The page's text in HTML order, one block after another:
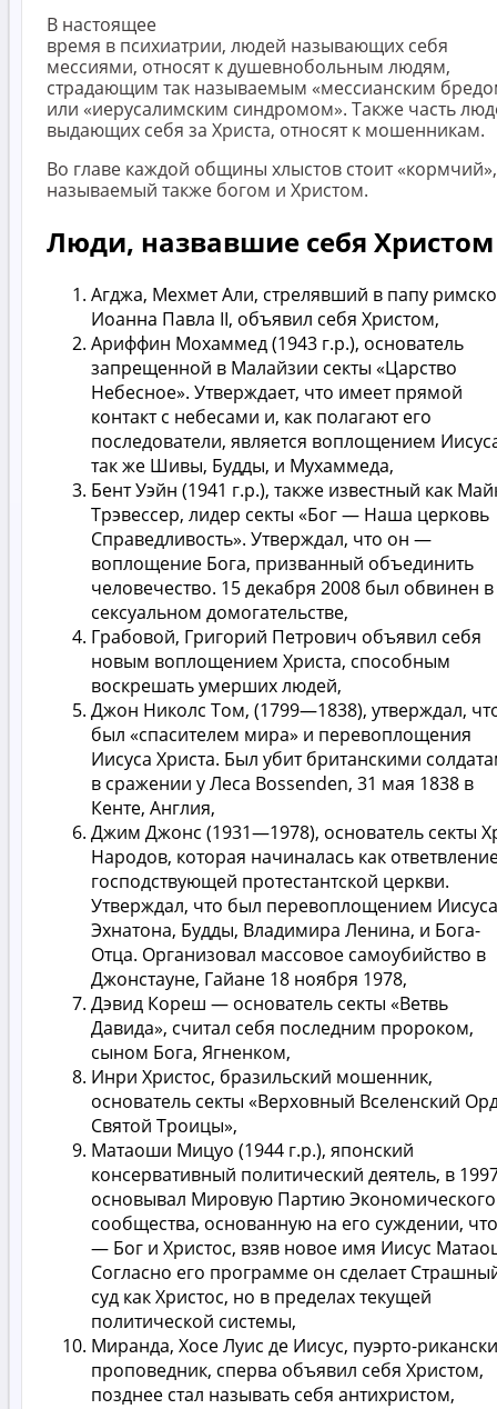
В настоящее
время в психиатрии, людей называющих себя
мессиями, относят к душевнобольным людям,
страдающим так называемым «мессианским
или «иерусалимским синдромом». Также часть
выдающих себя за Христа, относят к мошенникам.
Во главе каждой общины хлыстов стоит «кормчий»,
называемый также богом и Христом.
Люди, назвавшие себя Христом
Агджа, Мехмет Али, стрелявший в папу
Иоанна Павла II, объявил себя Христом,
Ариффин Мохаммед (1943 г.р.), основатель
запрещенной в Малайзии секты «Царство
Небесное». Утверждает, что имеет прямой
контакт с небесами и, как полагают его
последователи, является воплощением
так же Шивы, Будды, и Мухаммеда,
Бент Уэйн (1941 г.р.), также известный как
Трэвессер, лидер секты «Бог — Наша церковь
Справедливость». Утверждал, что он —
воплощение Бога, призванный объединить
человечество. 15 декабря 2008 был обвинен в
сексуальном домогательстве,
Грабовой, Григорий Петрович объявил себя
новым воплощением Христа, способным
воскрешать умерших людей,
Джон Николс Том, (1799—1838), утверждал,
был «спасителем мира» и перевоплощения
Иисуса Христа. Был убит британскими
в сражении у Леса Bossenden, 31 мая 1838 в
Кенте, Англия,
Джим Джонс (1931—1978), основатель секты
Народов, которая начиналась как
господствующей протестантской церкви.
Утверждал, что был перевоплощением
Эхнатона, Будды, Владимира Ленина, и Бога-
Отца. Организовал массовое самоубийство в
Джонстауне, Гайане 18 ноября 1978,
Дэвид Кореш — основатель секты «Ветвь
Давида», считал себя последним пророком,
сыном Бога, Ягненком,
Инри Христос, бразильский мошенник,
основатель секты «Верховный Вселенский
Святой Троицы»,
Матаоши Мицуо (1944 г.р.), японский
консервативный политический деятель, в
основывал Мировую Партию Экономического
сообщества, основанную на его суждении,
— Бог и Христос, взяв новое имя Иисус
Согласно его программе он сделает
суд как Христос, но в пределах текущей
политической системы,
Миранда, Хосе Луис де Иисус, пуэрто-
проповедник, сперва объявил себя Христом,
позднее стал называть себя антихристом,